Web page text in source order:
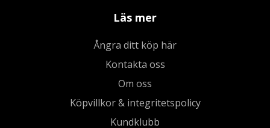
Läs mer
Ångra ditt köp här
Kontakta oss
Om oss
Köpvillkor & integritetspolicy
Kundklubb